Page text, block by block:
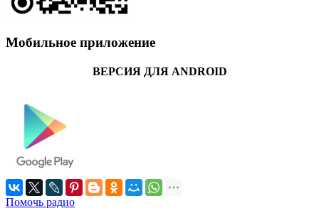
Мобильное приложение
ВЕРСИЯ ДЛЯ ANDROID
Помочь радио